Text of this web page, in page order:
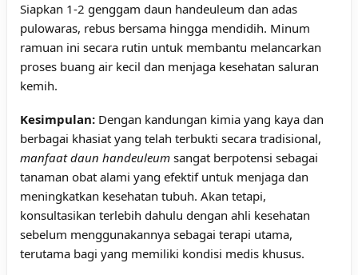
Siapkan 1-2 genggam daun handeuleum dan adas
pulowaras, rebus bersama hingga mendidih. Minum
ramuan ini secara rutin untuk membantu melancarkan
proses buang air kecil dan menjaga kesehatan saluran
kemih.
Kesimpulan: Dengan kandungan kimia yang kaya dan
berbagai khasiat yang telah terbukti secara tradisional,
manfaat daun handeuleum sangat berpotensi sebagai
tanaman obat alami yang efektif untuk menjaga dan
meningkatkan kesehatan tubuh. Akan tetapi,
konsultasikan terlebih dahulu dengan ahli kesehatan
sebelum menggunakannya sebagai terapi utama,
terutama bagi yang memiliki kondisi medis khusus.